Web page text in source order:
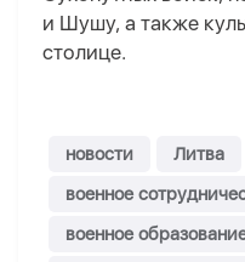
и Шушу, а также
столице.
новости Литва
военное
военное